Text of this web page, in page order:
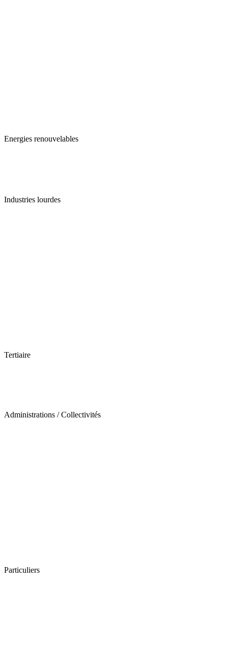
Energies renouvelables
Industries lourdes
Tertiaire
Administrations / Collectivités
Particuliers